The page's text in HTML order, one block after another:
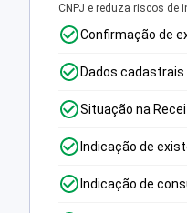
CNPJ e reduza riscos de
Confirmação de
Dados
Situação na
Indicação de
Indicação de